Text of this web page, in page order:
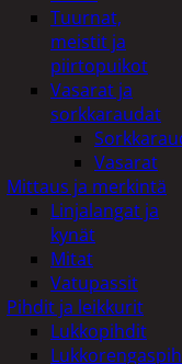
Tuurnat,
meistit ja
piirtopuikot
Vasarat ja
sorkkaraudat
Vasarat
Mittaus ja merkintä
Linjalangat ja
kynät
Mitat
Vatupassit
Pihdit ja leikkurit
Lukkopihdit